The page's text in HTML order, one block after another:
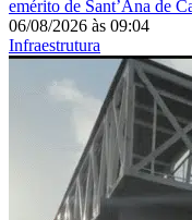
emérito de Sant’Ana de
06/08/2026 às 09:04
Infraestrutura